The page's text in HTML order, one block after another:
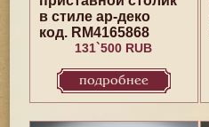
в стиле ар-деко
код. RM4165868
131`500 RUB
подробнее